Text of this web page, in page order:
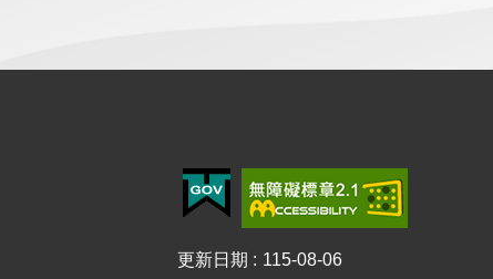
更新日期 115-08-06